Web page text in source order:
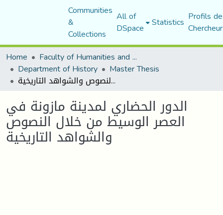
Communities
&
Collections
All of
DSpace Statistics Profils
Home
Faculty of Humanities and Social Sciences
Department of History Master Thesis
الدور الحضاري لمدينة مازونة في العصر الوسيط من خلال النصوص والشواهد التاريخية
الدور الحضاري لمدينة مازونة في
العصر الوسيط من خلال النصوص
والشواهد التاريخية